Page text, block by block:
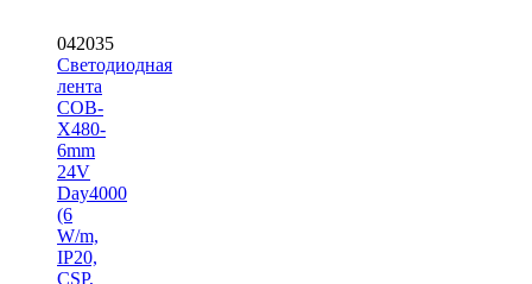
042035
Светодиодная
лента
COB-
X480-
6mm
24V
Day4000
(6
W/m,
IP20,
CSP,